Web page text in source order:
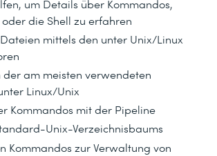
um Details über Kommandos,
die Shell zu erfahren
mittels den unter Unix/Linux
der am meisten verwendeten
Linux/Unix
Kommandos mit der Pipeline
Unix-Verzeichnisbaums
Kommandos zur Verwaltung von